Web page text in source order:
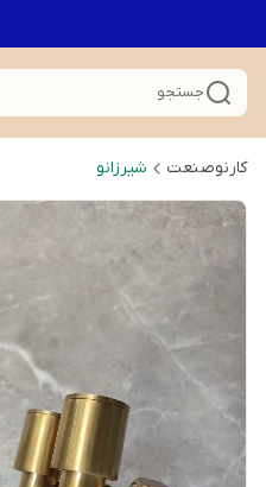
جستجو
کارنوصنعت شیرزانو